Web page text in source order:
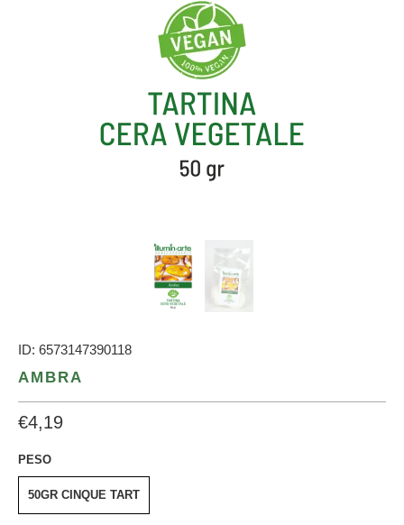
ID: 6573147390118
AMBRA
€4,19
PESO
50GR CINQUE TART